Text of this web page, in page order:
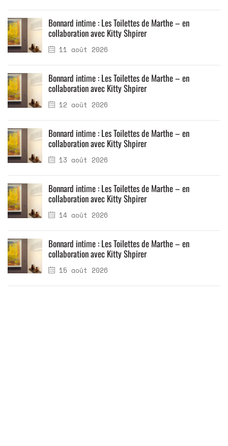
11 août 2026
Bonnard intime : Les Toilettes de Marthe – en
collaboration avec Kitty Shpirer
12 août 2026
Bonnard intime : Les Toilettes de Marthe – en
collaboration avec Kitty Shpirer
13 août 2026
Bonnard intime : Les Toilettes de Marthe – en
collaboration avec Kitty Shpirer
14 août 2026
Bonnard intime : Les Toilettes de Marthe – en
collaboration avec Kitty Shpirer
15 août 2026
Bonnard intime : Les Toilettes de Marthe – en
collaboration avec Kitty Shpirer